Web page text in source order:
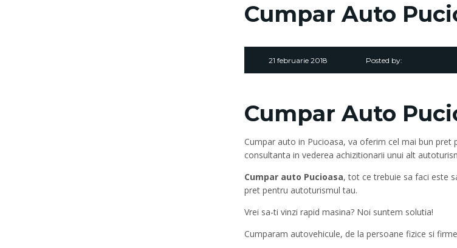
Cumpar Auto
21 februarie 2018 Posted by:
Cumpar Auto
Cumpar auto in Pucioasa, va oferim cel mai bun
consultanta in vederea achizitionarii unui alt
Cumpar auto Pucioasa, tot ce trebuie sa faci este
pret pentru autoturismul tau.
Vrei sa-ti vinzi rapid masina? Noi suntem solutia!
Cumparam autovehicule, de la persoane fizice si